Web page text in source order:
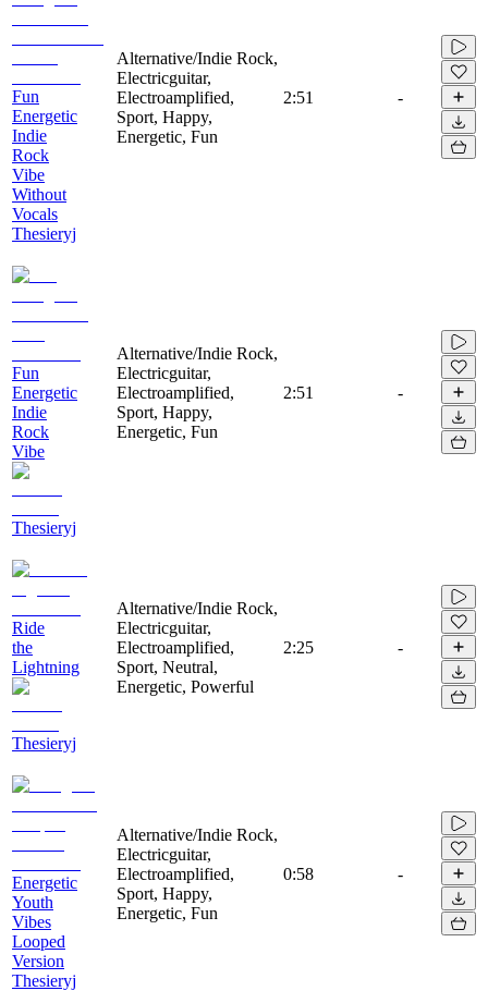
Fun
Energetic
Indie
Rock
Vibe
Without
Vocals
Thesieryj
Alternative/Indie Rock,
Electricguitar,
Electroamplified,
Sport, Happy,
Energetic, Fun
2:51 -
Fun
Energetic
Indie
Rock
Vibe
Thesieryj
Alternative/Indie Rock,
Electricguitar,
Electroamplified,
Sport, Happy,
Energetic, Fun
2:51 -
Ride
the
Lightning
Thesieryj
Alternative/Indie Rock,
Electricguitar,
Electroamplified,
Sport, Neutral,
Energetic, Powerful
2:25 -
Energetic
Youth
Vibes
Looped
Version
Thesieryj
Alternative/Indie Rock,
Electricguitar,
Electroamplified,
Sport, Happy,
Energetic, Fun
0:58 -